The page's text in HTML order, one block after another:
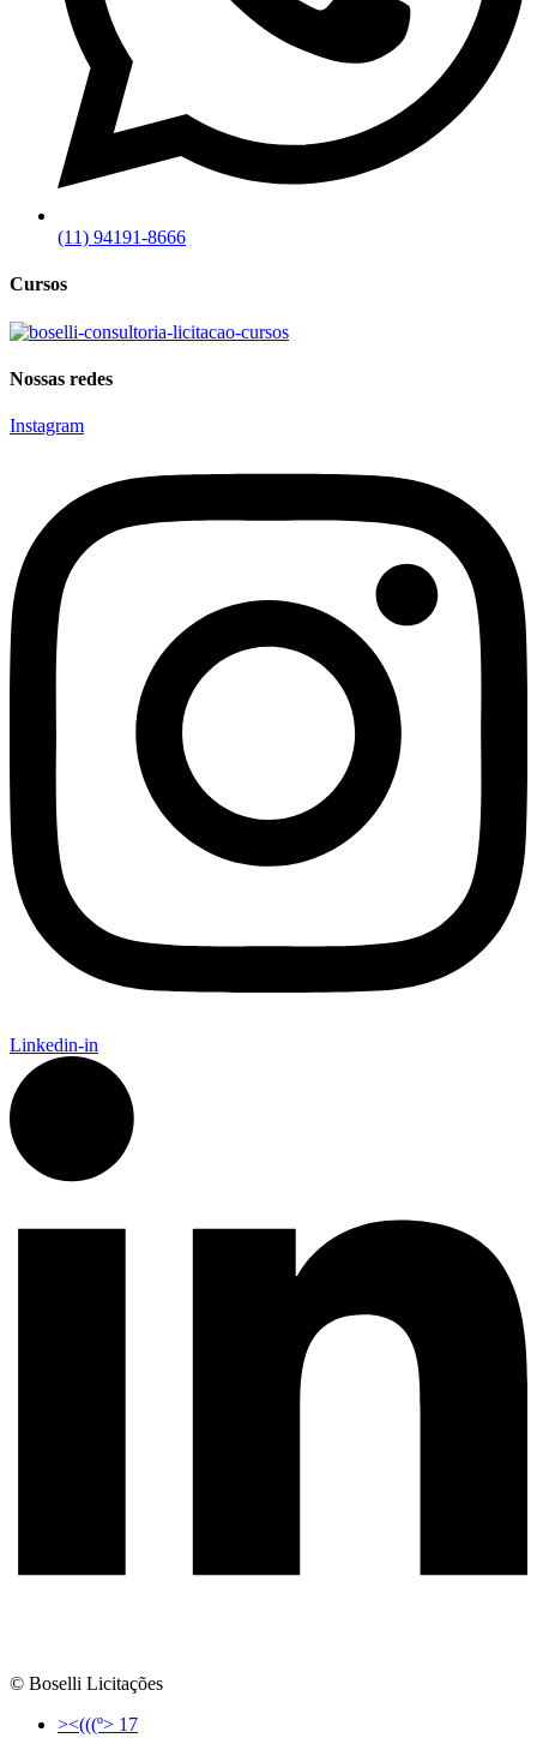
(11) 94191-8666
Cursos
Nossas redes
Instagram
Linkedin-in
© Boselli Licitações
><(((º> 17